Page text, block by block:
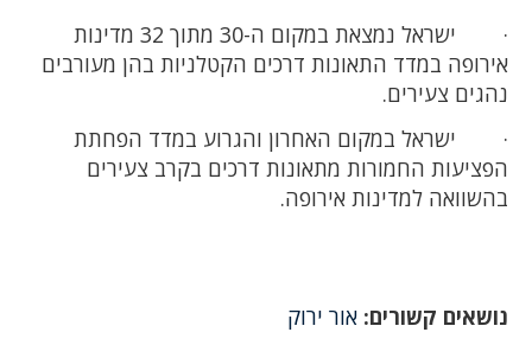
· ישראל נמצאת במקום ה-30 מתוך 32 מדינות
אירופה במדד התאונות דרכים הקטלניות בהן מעורבים
נהגים צעירים.
· ישראל במקום האחרון והגרוע במדד הפחתת
הפציעות החמורות מתאונות דרכים בקרב צעירים
בהשוואה למדינות אירופה.
נושאים קשורים: אור ירוק